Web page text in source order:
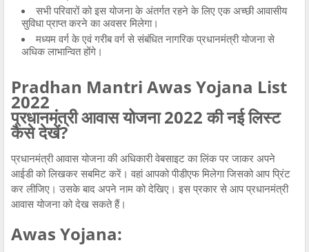
सभी परिवारों को इस योजना के अंतर्गत रहने के लिए एक अच्छी आवासीय
सुविधा प्राप्त करने का अवसर मिलेगा।
मध्यम वर्ग के एवं गरीब वर्ग से संबंधित नागरिक प्रधानमंत्री योजना से
अधिक लाभान्वित होंगे।
Pradhan Mantri Awas Yojana List
2022
प्रधानमंत्री आवास योजना 2022 की नई लिस्ट
कैसे देखें?
प्रधानमंत्री आवास योजना की अधिकारी वेबसाइट का लिंक पर जाकर अपने
आईडी को लिखकर सबमिट करें। वहां आपको पीडीएफ मिलेगा जिसको आप प्रिंट
कर लीजिए। उसके बाद अपने नाम को देखिए। इस प्रकार से आप प्रधानमंत्री
आवास योजना को देख सकते हैं।
Awas Yojana: